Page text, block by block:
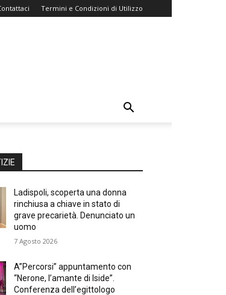
Termini e Condizioni di Utilizzo
Ladispoli, scoperta una donna
rinchiusa a chiave in stato di
grave precarietà. Denunciato un
uomo
7 Agosto 2026
A”Percorsi” appuntamento con
“Nerone, l’amante di Iside”.
Conferenza dell’egittologo